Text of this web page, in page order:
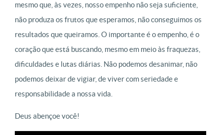
mesmo que, às vezes, nosso empenho não seja suficiente,
não produza os frutos que esperamos, não conseguimos os
resultados que queiramos. O importante é o empenho, é o
coração que está buscando, mesmo em meio às fraquezas,
dificuldades e lutas diárias. Não podemos desanimar, não
podemos deixar de vigiar, de viver com seriedade e
responsabilidade a nossa vida.
Deus abençoe você!